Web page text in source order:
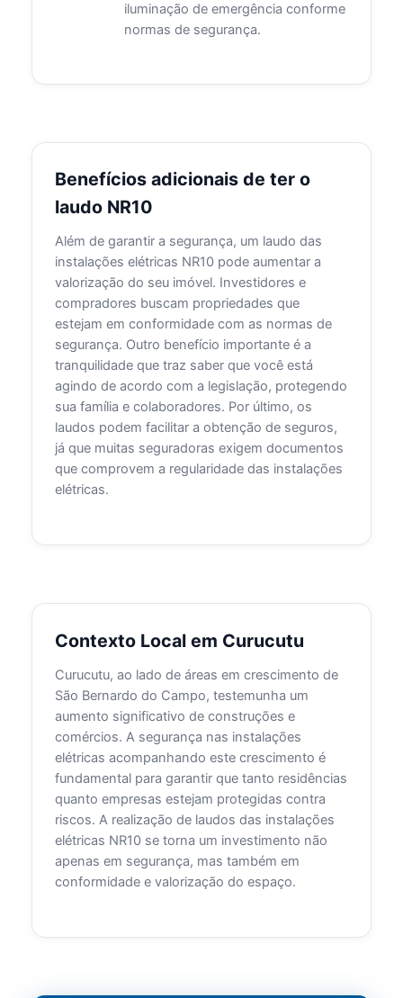
iluminação de emergência conforme
normas de segurança.
Benefícios adicionais de ter o
laudo NR10
Além de garantir a segurança, um laudo das
instalações elétricas NR10 pode aumentar a
valorização do seu imóvel. Investidores e
compradores buscam propriedades que
estejam em conformidade com as normas de
segurança. Outro benefício importante é a
tranquilidade que traz saber que você está
agindo de acordo com a legislação, protegendo
sua família e colaboradores. Por último, os
laudos podem facilitar a obtenção de seguros,
já que muitas seguradoras exigem documentos
que comprovem a regularidade das instalações
elétricas.
Contexto Local em Curucutu
Curucutu, ao lado de áreas em crescimento de
São Bernardo do Campo, testemunha um
aumento significativo de construções e
comércios. A segurança nas instalações
elétricas acompanhando este crescimento é
fundamental para garantir que tanto residências
quanto empresas estejam protegidas contra
riscos. A realização de laudos das instalações
elétricas NR10 se torna um investimento não
apenas em segurança, mas também em
conformidade e valorização do espaço.